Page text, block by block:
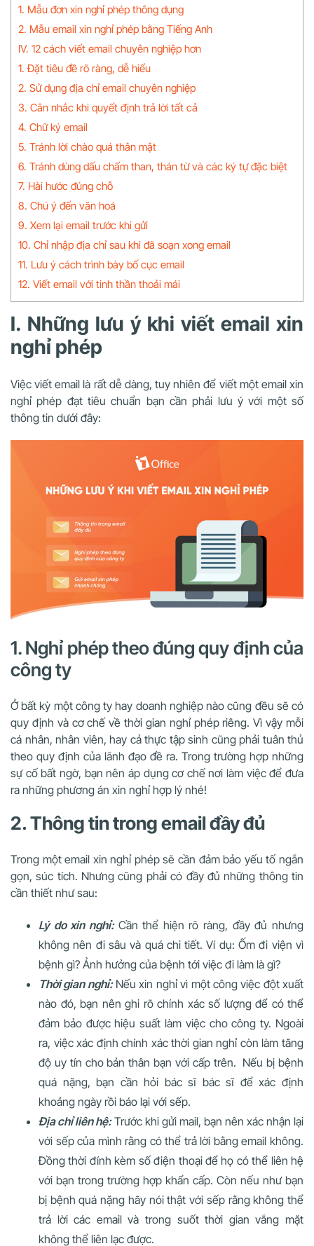
1. Mẫu đơn xin nghỉ phép thông dụng
2. Mẫu email xin nghỉ phép bằng Tiếng Anh
IV. 12 cách viết email chuyên nghiệp hơn
1. Đặt tiêu đề rõ ràng, dễ hiểu
2. Sử dụng địa chỉ email chuyên nghiệp
3. Cân nhắc khi quyết định trả lời tất cả
4. Chữ ký email
5. Tránh lời chào quá thân mật
6. Tránh dùng dấu chấm than, thán từ và các ký tự đặc biệt
7. Hài hước đúng chỗ
8. Chú ý đến văn hoá
9. Xem lại email trước khi gửi
10. Chỉ nhập địa chỉ sau khi đã soạn xong email
11. Lưu ý cách trình bày bố cục email
12. Viết email với tinh thần thoải mái
I. Những lưu ý khi viết email xin
nghỉ phép
Việc viết email là rất dễ dàng, tuy nhiên để viết một email xin
nghỉ phép đạt tiêu chuẩn bạn cần phải lưu ý với một số
thông tin dưới đây:
1. Nghỉ phép theo đúng quy định của
công ty
Ở bất kỳ một công ty hay doanh nghiệp nào cũng đều sẽ có
quy định và cơ chế về thời gian nghỉ phép riêng. Vì vậy mỗi
cá nhân, nhân viên, hay cả thực tập sinh cũng phải tuân thủ
theo quy định của lãnh đạo đề ra. Trong trường hợp những
sự cố bất ngờ, bạn nên áp dụng cơ chế nơi làm việc để đưa
ra những phương án xin nghỉ hợp lý nhé!
2. Thông tin trong email đầy đủ
Trong một email xin nghỉ phép sẽ cần đảm bảo yếu tố ngắn
gọn, súc tích. Nhưng cũng phải có đầy đủ những thông tin
cần thiết như sau:
Lý do xin nghỉ: Cần thể hiện rõ ràng, đầy đủ nhưng
không nên đi sâu và quá chi tiết. Ví dụ: Ốm đi viện vì
bệnh gì? Ảnh hưởng của bệnh tới việc đi làm là gì?
Thời gian nghỉ:Nếu xin nghỉ vì một công việc đột xuất
nào đó, bạn nên ghi rõ chính xác số lượng để có thể
đảm bảo được hiệu suất làm việc cho công ty. Ngoài
ra, việc xác định chính xác thời gian nghỉ còn làm tăng
độ uy tín cho bản thân bạn với cấp trên. Nếu bị bệnh
quá nặng, bạn cần hỏi bác sĩ bác sĩ để xác định
khoảng ngày rồi báo lại với sếp.
Địa chỉ liên hệ:Trước khi gửi mail, bạn nên xác nhận lại
với sếp của mình rằng có thể trả lời bằng email không.
Đồng thời đính kèm số điện thoại để họ có thể liên hệ
với bạn trong trường hợp khẩn cấp. Còn nếu như bạn
bị bệnh quá nặng hãy nói thật với sếp rằng không thể
trả lời các email và trong suốt thời gian vắng mặt
không thể liên lạc được.